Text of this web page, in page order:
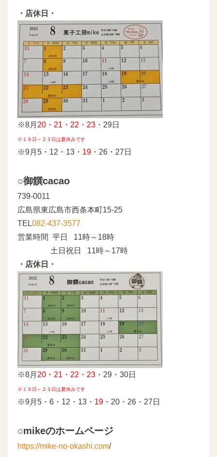
・店休日・
※8月 20・21・22・23 ・29日
※１９日～２３日は夏休みです
※9月5・12・13・ 19 ・26・27日
○御饌cacao
739-0011
広島県東広島市西条本町15-25
TEL082-437-3577
営業時間 平日 11時～18時
土日祝日 11時～17時
・店休日・
※8月 20・21・22・23 ・29・30日
※１９日～２３日は夏休みです
※9月5・6・12・13・ 19 ・20・26・27日
○mikeのホームページ
https://mike-no-okashi.com/